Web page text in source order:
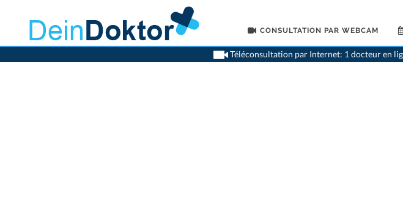
CONSULTATION PAR WEBCAM
Téléconsultation par Internet: 1 docteur en